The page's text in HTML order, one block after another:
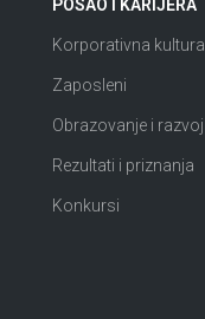
POSAO I KARIJERA
Korporativna kultura
Zaposleni
Obrazovanje i razvoj
Rezultati i priznanja
Konkursi